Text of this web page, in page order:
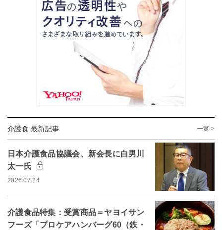
介護食 最新記事 一覧 >
日本介護食品協議会、新会長に白男川
太一氏
2026.07.24
介護食品特集：受賞商品＝ヤヨイサン
フーズ「プロケアハンバーグ60（鉄・